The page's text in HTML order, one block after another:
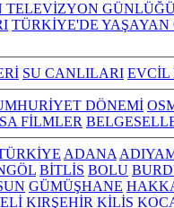
TELEVİZYON
TÜRKİYE'DE
SU CANLILARI EVCİL
DÖNEMİ
FİLMLER
ADANA
BİTLİS BOLU
GÜMÜŞHANE
KIRŞEHİR KİLİS